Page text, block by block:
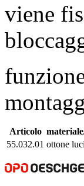
viene
Articolo
55.032.01 ottone